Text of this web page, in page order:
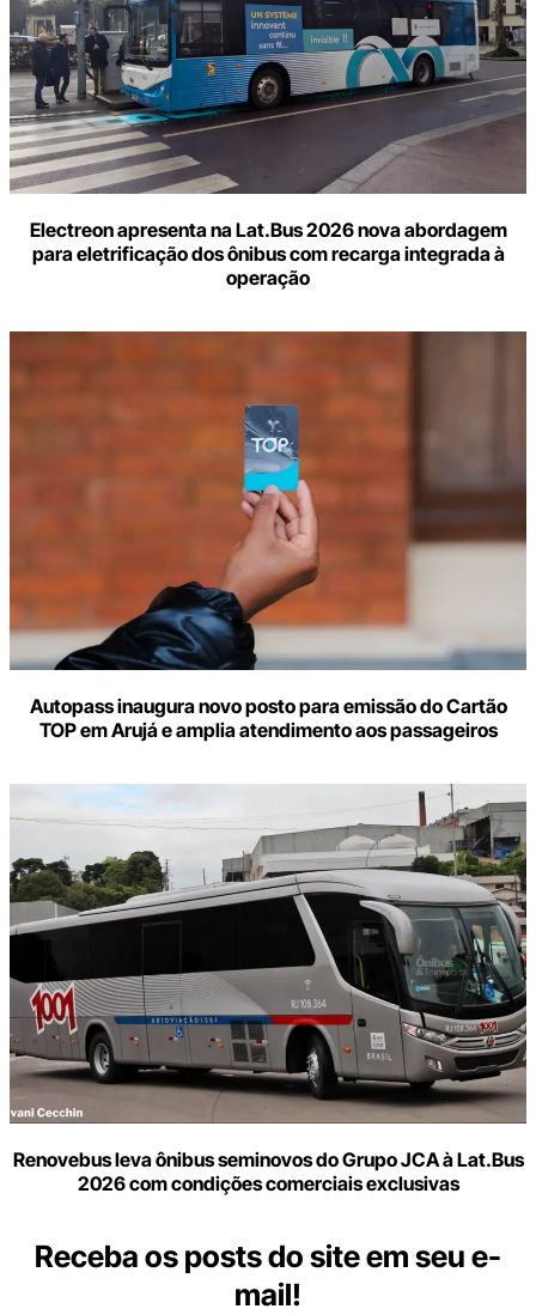
Electreon apresenta na Lat.Bus 2026 nova abordagem
para eletrificação dos ônibus com recarga integrada à
operação
Autopass inaugura novo posto para emissão do Cartão
TOP em Arujá e amplia atendimento aos passageiros
Renovebus leva ônibus seminovos do Grupo JCA à Lat.Bus
2026 com condições comerciais exclusivas
Receba os posts do site em seu e-
mail!